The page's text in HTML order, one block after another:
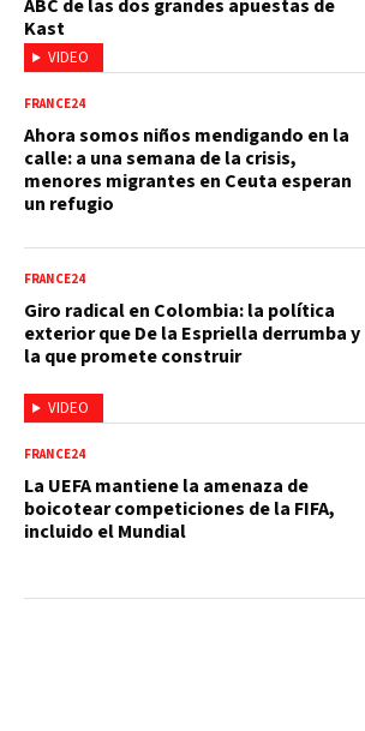
VIDEO
ABC de las dos grandes apuestas de
Kast
FRANCE24
Ahora somos niños mendigando en la
calle: a una semana de la crisis,
menores migrantes en Ceuta esperan
un refugio
VIDEO
FRANCE24
Giro radical en Colombia: la política
exterior que De la Espriella derrumba y
la que promete construir
FRANCE24
La UEFA mantiene la amenaza de
boicotear competiciones de la FIFA,
incluido el Mundial